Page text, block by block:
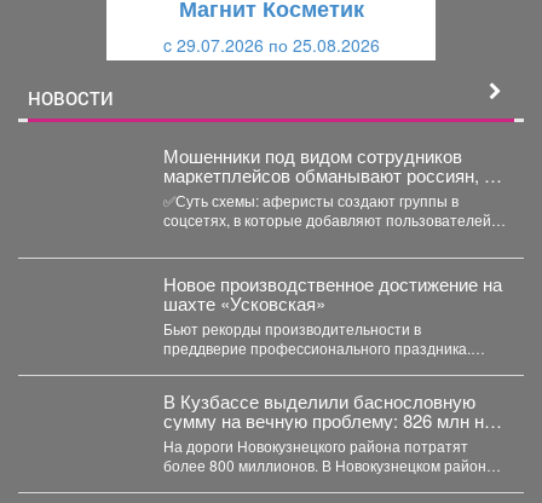
Магнит Косметик
c 29.07.2026 по 25.08.2026
НОВОСТИ
‍Мошенники под видом сотрудников
маркетплейсов обманывают россиян, у
которых скоро день рождения.
✅Суть схемы: аферисты создают группы в
соцсетях, в которые добавляют пользователей в
Новое производственное достижение на
шахте «Усковская»
Бьют рекорды производительности в
преддверие профессионального праздника.
В Кузбассе выделили баснословную
сумму на вечную проблему: 826 млн на
ремонт
На дороги Новокузнецкого района потратят
более 800 миллионов. В Новокузнецком районе в